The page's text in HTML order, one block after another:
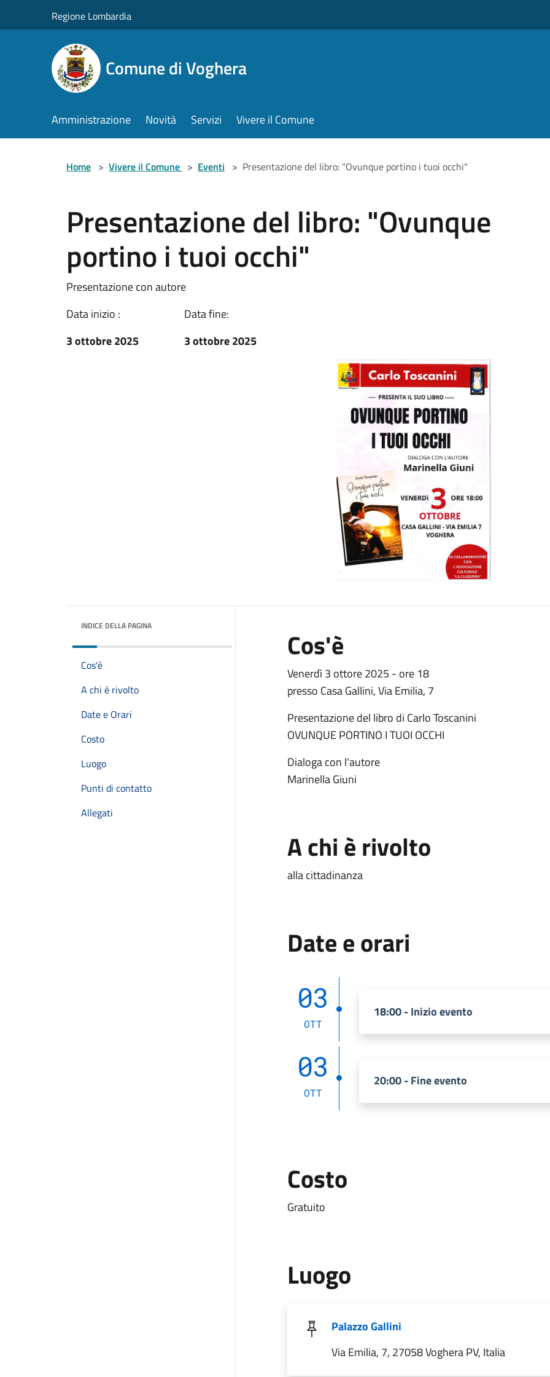
Regione Lombardia
Comune di Voghera
Amministrazione Novità Servizi Vivere il Comune
Home > Vivere il Comune > Eventi > Presentazione del libro: "Ovunque portino i tuoi occhi"
Presentazione del libro: "Ovunque
portino i tuoi occhi"
Presentazione con autore
Data inizio :
3 ottobre 2025
Data fine:
3 ottobre 2025
INDICE DELLA PAGINA
Cos'è
A chi è rivolto
Date e Orari
Costo
Luogo
Punti di contatto
Allegati
Cos'è
Venerdì 3 ottore 2025 - ore 18
presso Casa Gallini, Via Emilia, 7
Presentazione del libro di Carlo Toscanini
OVUNQUE PORTINO I TUOI OCCHI
Dialoga con l'autore
Marinella Giuni
A chi è rivolto
alla cittadinanza
Date e orari
03
OTT
18:00 - Inizio evento
03
OTT
20:00 - Fine evento
Costo
Gratuito
Luogo
Palazzo Gallini
Via Emilia, 7, 27058 Voghera PV, Italia